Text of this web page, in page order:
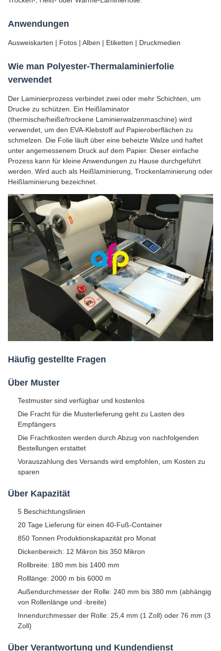
Anwendungen
Ausweiskarten | Fotos | Alben | Etiketten | Druckmedien
Wie man Polyester-Thermalaminierfolie
verwendet
Der Laminierprozess verbindet zwei oder mehr Schichten, um
Drucke zu schützen. Ein Heißlaminator
(thermische/heiße/trockene Laminierwalzenmaschine) wird
verwendet, um den EVA-Klebstoff auf Papieroberflächen zu
schmelzen. Die Folie läuft über eine beheizte Walze und haftet
unter angemessenem Druck auf dem Papier. Dieser einfache
Prozess kann für kleine Anwendungen zu Hause durchgeführt
werden. Wird auch als Heißlaminierung, Trockenlaminierung oder
Heißlaminierung bezeichnet.
Häufig gestellte Fragen
Über Muster
Testmuster sind verfügbar und kostenlos
Die Fracht für die Musterlieferung geht zu Lasten des
Empfängers
Die Frachtkosten werden durch Abzug von nachfolgenden
Bestellungen erstattet
Vorauszahlung des Versands wird empfohlen, um Kosten zu
sparen
Über Kapazität
5 Beschichtungslinien
20 Tage Lieferung für einen 40-Fuß-Container
850 Tonnen Produktionskapazität pro Monat
Dickenbereich: 12 Mikron bis 350 Mikron
Rollbreite: 180 mm bis 1400 mm
Rolllänge: 2000 m bis 6000 m
Außendurchmesser der Rolle: 240 mm bis 380 mm (abhängig
von Rollenlänge und -breite)
Innendurchmesser der Rolle: 25,4 mm (1 Zoll) oder 76 mm (3
Zoll)
Über Verantwortung und Kundendienst